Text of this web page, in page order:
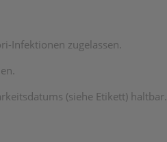
Infektionen zugelassen.
(siehe Etikett) haltbar.